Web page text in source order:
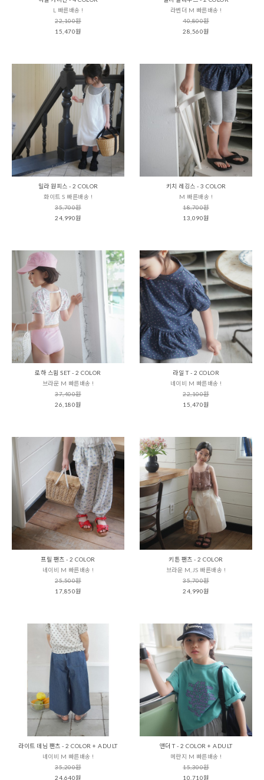
L 빠른배송 !
22,100원
15,470원
라벤더 M 빠른배송 !
40,800원
28,560원
밀라 원피스 - 2 COLOR
화이트 S 빠른배송 !
35,700원
24,990원
키치 레깅스 - 3 COLOR
M 빠른배송 !
18,700원
13,090원
로하 스윔 SET - 2 COLOR
브라운 M 빠른배송 !
37,400원
26,180원
라일 T - 2 COLOR
네이비 M 빠른배송 !
22,100원
15,470원
프릴 팬츠 - 2 COLOR
네이비 M 빠른배송 !
25,500원
17,850원
키튼 팬츠 - 2 COLOR
브라운 M,JS 빠른배송 !
35,700원
24,990원
라이트 데님 팬츠 - 2 COLOR + ADULT
네이비 M 빠른배송 !
35,200원
24,640원
앤더 T - 2 COLOR + ADULT
메란지 M 빠른배송 !
15,300원
10,710원